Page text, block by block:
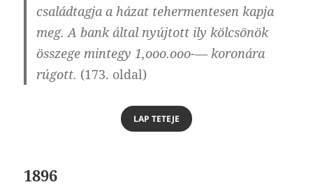
családtagja a házat tehermentesen kapja
meg. A bank által nyújtott ily kölcsönök
összege mintegy 1,ooo.ooo-— koronára
rúgott. (173. oldal)
LAP TETEJE
1896